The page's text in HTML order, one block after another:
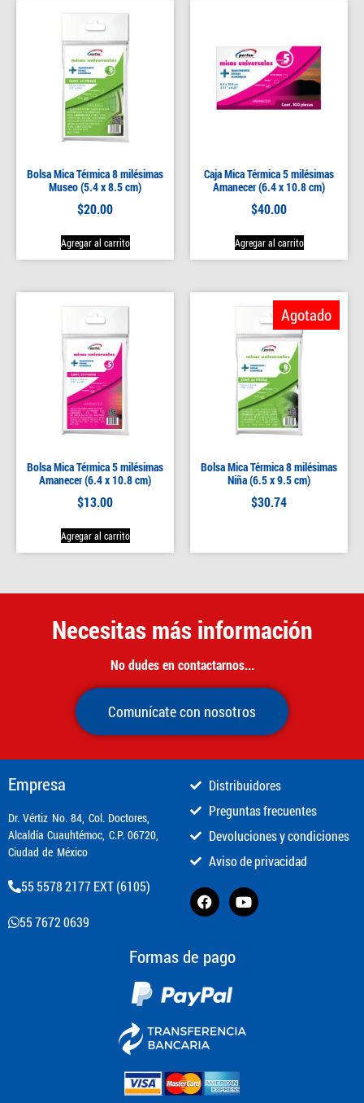
Bolsa Mica Térmica 8 milésimas
Museo (5.4 x 8.5 cm)
$20.00
Agregar al carrito
Caja Mica Térmica 5 milésimas
Amanecer (6.4 x 10.8 cm)
$40.00
Agregar al carrito
Bolsa Mica Térmica 5 milésimas
Amanecer (6.4 x 10.8 cm)
$13.00
Agregar al carrito
Bolsa Mica Térmica 8 milésimas
Niña (6.5 x 9.5 cm)
$30.74
Agotado
Necesitas más información
No dudes en contactarnos...
Comunícate con nosotros
Empresa
​Dr. Vértiz No. 84, Col. Doctores,
Alcaldía Cuauhtémoc, C.P. 06720,
Ciudad de México
55 5578 2177 EXT (6105)
55 7672 0639
Distribuidores
Preguntas frecuentes
Devoluciones y condiciones
Aviso de privacidad
Formas de pago